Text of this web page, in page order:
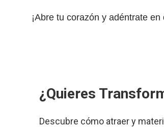
¡Abre tu corazón y adéntrate
¿Quieres
Descubre cómo atraer y